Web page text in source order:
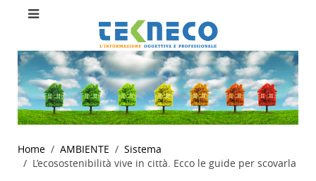
Home AMBIENTE
Sistema
L’ecosostenibilità vive in città. Ecco le guide per scovarla